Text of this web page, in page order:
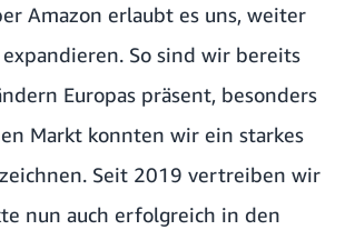
Amazon erlaubt es uns, weiter
So sind wir bereits
Europas präsent, besonders
Markt konnten wir ein starkes
Seit 2019 vertreiben wir
nun auch erfolgreich in den